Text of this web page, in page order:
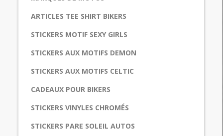
ARTICLES TEE SHIRT BIKERS
STICKERS MOTIF SEXY GIRLS
STICKERS AUX MOTIFS DEMON
STICKERS AUX MOTIFS CELTIC
CADEAUX POUR BIKERS
STICKERS VINYLES CHROMÉS
STICKERS PARE SOLEIL AUTOS